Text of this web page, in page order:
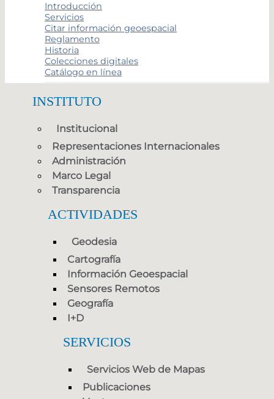
Introducción
Servicios
Citar información geoespacial
Reglamento
Historia
Colecciones digitales
Catálogo en línea
INSTITUTO
Institucional
Representaciones Internacionales
Administración
Marco Legal
Transparencia
ACTIVIDADES
Geodesia
Cartografía
Información Geoespacial
Sensores Remotos
Geografía
I+D
SERVICIOS
Servicios Web de Mapas
Publicaciones